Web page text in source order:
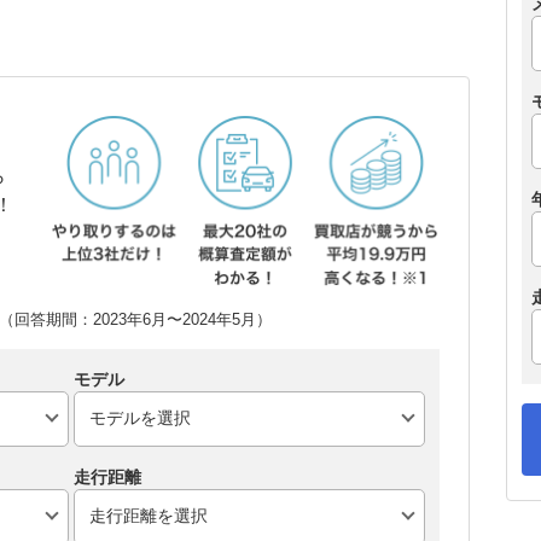
答期間：2023年6月〜2024年5月）
モデル
走行距離